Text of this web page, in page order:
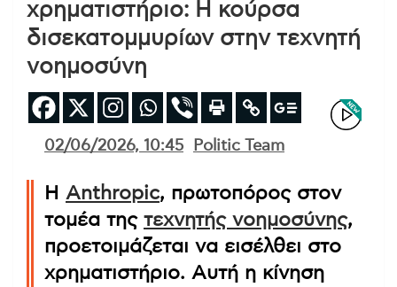
χρηματιστήριο: Η κούρσα
δισεκατομμυρίων στην τεχνητή
νοημοσύνη
02/06/2026, 10:45 Politic Team
Η Anthropic, πρωτοπόρος στον
τομέα της τεχνητής νοημοσύνης,
προετοιμάζεται να εισέλθει στο
χρηματιστήριο. Αυτή η κίνηση